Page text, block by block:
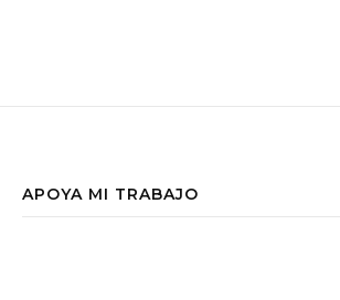
APOYA MI TRABAJO